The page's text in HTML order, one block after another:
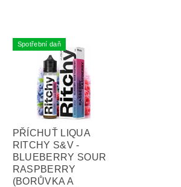
Spotřební daň
PŘÍCHUŤ LIQUA
RITCHY S&V -
BLUEBERRY SOUR
RASPBERRY
(BORŮVKA A